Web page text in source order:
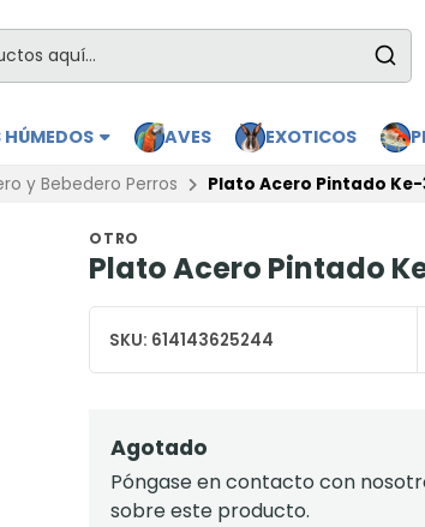
AVES EXOTICOS
y Bebedero Perros Plato Acero Pintado Ke-
OTRO
Plato Acero Pintado
SKU: 614143625244
Agotado
Póngase en contacto con
sobre este producto.